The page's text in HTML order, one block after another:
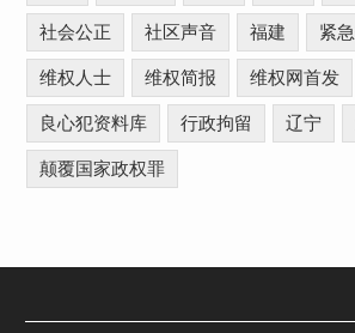
社会公正 社区声音 福建 紧
维权人士 维权简报 维权网首发
良心犯资料库 行政拘留 辽宁
颠覆国家政权罪